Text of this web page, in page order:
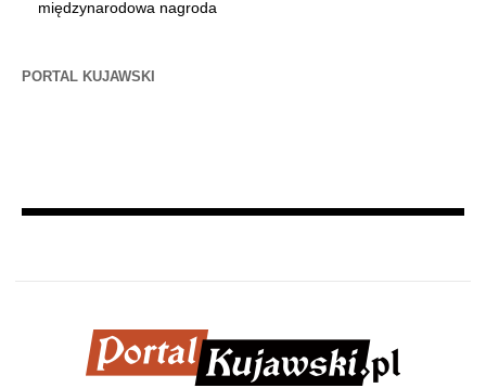
międzynarodowa nagroda
PORTAL KUJAWSKI